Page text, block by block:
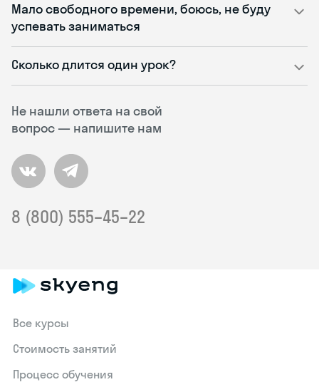
Не нашли ответа на свой
вопрос — напишите нам
8 (800) 555–45–22
Мало свободного времени, боюсь, не буду
успевать заниматься
Сколько длится один урок?
Все курсы
Стоимость занятий
Процесс обучения